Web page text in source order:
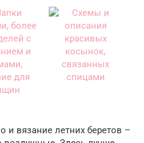
и вязание летних беретов –